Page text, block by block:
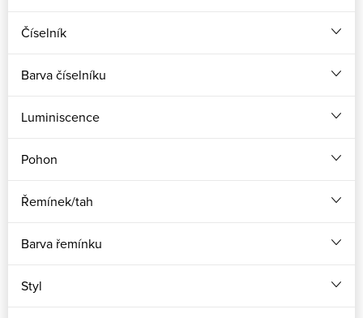
Číselník
Barva číselníku
Luminiscence
Pohon
Řemínek/tah
Barva řemínku
Styl